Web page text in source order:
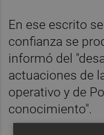
En ese escrito
confianza se
informó del
actuaciones de
operativo y de
conocimiento".